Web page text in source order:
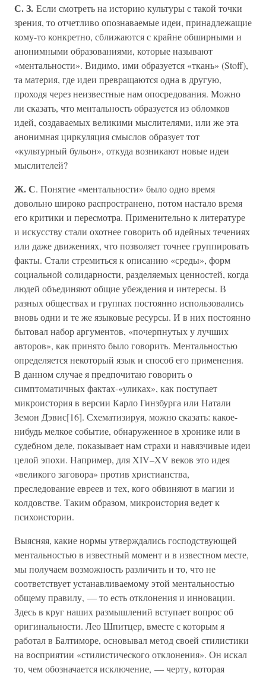
С. З. Если смотреть на историю культуры с такой точки
зрения, то отчетливо опознаваемые идеи, принадлежащие
кому-то конкретно, сближаются с крайне обширными и
анонимными образованиями, которые называют
«ментальности». Видимо, ими образуется «ткань» (Stoff),
та материя, где идеи превращаются одна в другую,
проходя через неизвестные нам опосредования. Можно
ли сказать, что ментальность образуется из обломков
идей, создаваемых великими мыслителями, или же эта
анонимная циркуляция смыслов образует тот
«культурный бульон», откуда возникают новые идеи
мыслителей?
Ж. С. Понятие «ментальности» было одно время
довольно широко распространено, потом настало время
его критики и пересмотра. Применительно к литературе
и искусству стали охотнее говорить об идейных течениях
или даже движениях, что позволяет точнее группировать
факты. Стали стремиться к описанию «среды», форм
социальной солидарности, разделяемых ценностей, когда
людей объединяют общие убеждения и интересы. В
разных обществах и группах постоянно использовались
вновь одни и те же языковые ресурсы. И в них постоянно
бытовал набор аргументов, «почерпнутых у лучших
авторов», как принято было говорить. Ментальностью
определяется некоторый язык и способ его применения.
В данном случае я предпочитаю говорить о
симптоматичных фактах-«уликах», как поступает
микроистория в версии Карло Гинзбурга или Натали
Земон Дэвис[16]. Схематизируя, можно сказать: какое-
нибудь мелкое событие, обнаруженное в хронике или в
судебном деле, показывает нам страхи и навязчивые идеи
целой эпохи. Например, для XIV–XV веков это идея
«великого заговора» против христианства,
преследование евреев и тех, кого обвиняют в магии и
колдовстве. Таким образом, микроистория ведет к
психоистории.
Выясняя, какие нормы утверждались господствующей
ментальностью в известный момент и в известном месте,
мы получаем возможность различить и то, что не
соответствует устанавливаемому этой ментальностью
общему правилу, — то есть отклонения и инновации.
Здесь в круг наших размышлений вступает вопрос об
оригинальности. Лео Шпитцер, вместе с которым я
работал в Балтиморе, основывал метод своей стилистики
на восприятии «стилистического отклонения». Он искал
то, чем обозначается исключение, — черту, которая